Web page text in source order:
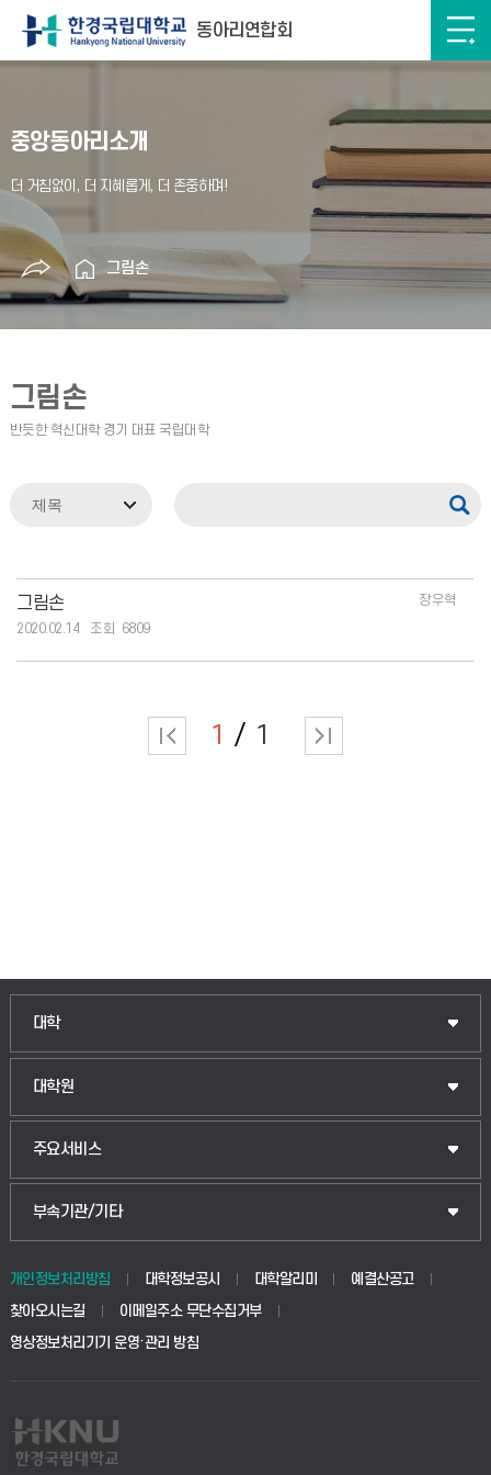
동아리연합회
중앙동아리소개
그림손
그림손
그림손
장우혁
2020.02.14
6809
1 1
대학
인문융합공공인재학부
법경영학부
생명공학부
사회안전시스템공학부
대학원
일반대학원
산업대학원
공공정책대학원
교육대학원
주요서비스
입학안내
웹메일
학사시스템(전문학사 및 전공심화)
사이버캠퍼스(전문학사 및 전공심화)
부속기관/기타
중앙도서관
학생생활관(안성)
산학협력단
개인정보처리방침 대학정보공시 대학알리미
예결산공고
찾아오시는길
이메일주소 무단수집거부
영상정보처리기기 운영·관리 방침